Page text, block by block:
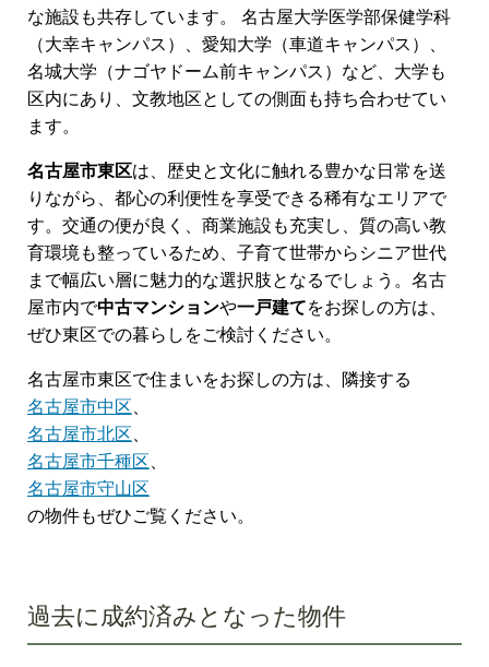
な施設も共存しています。 名古屋大学医学部保健学科
（大幸キャンパス）、愛知大学（車道キャンパス）、
名城大学（ナゴヤドーム前キャンパス）など、大学も
区内にあり、文教地区としての側面も持ち合わせてい
ます。
名古屋市東区は、歴史と文化に触れる豊かな日常を送
りながら、都心の利便性を享受できる稀有なエリアで
す。交通の便が良く、商業施設も充実し、質の高い教
育環境も整っているため、子育て世帯からシニア世代
まで幅広い層に魅力的な選択肢となるでしょう。名古
屋市内で中古マンションや一戸建てをお探しの方は、
ぜひ東区での暮らしをご検討ください。
名古屋市東区で住まいをお探しの方は、隣接する
名古屋市中区
名古屋市北区
名古屋市千種区
名古屋市守山区
の物件もぜひご覧ください。
過去に成約済みとなった物件